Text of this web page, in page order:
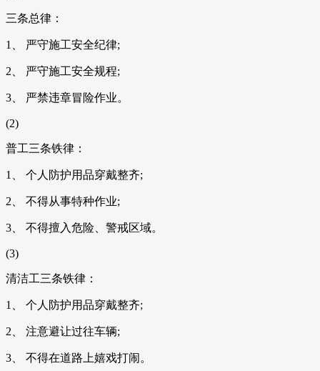
三条总律：
1、 严守施工安全纪律;
2、 严守施工安全规程;
3、 严禁违章冒险作业。
(2)
普工三条铁律：
1、 个人防护用品穿戴整齐;
2、 不得从事特种作业;
3、 不得擅入危险、警戒区域。
(3)
清洁工三条铁律：
1、 个人防护用品穿戴整齐;
2、 注意避让过往车辆;
3、 不得在道路上嬉戏打闹。